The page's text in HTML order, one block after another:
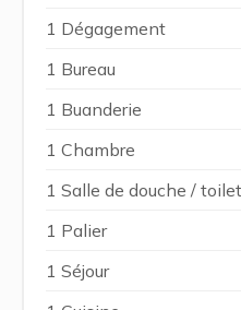
1 Dégagement
1 Bureau
1 Buanderie
1 Chambre
1 Salle de douche /
1 Palier
1 Séjour